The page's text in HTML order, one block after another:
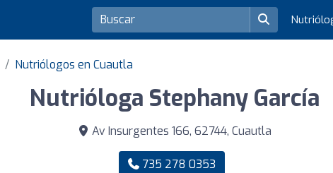
Nutriólogos en Cuautla
Nutrióloga Stephany García
Av Insurgentes 166, 62744, Cuautla
735 278 0353